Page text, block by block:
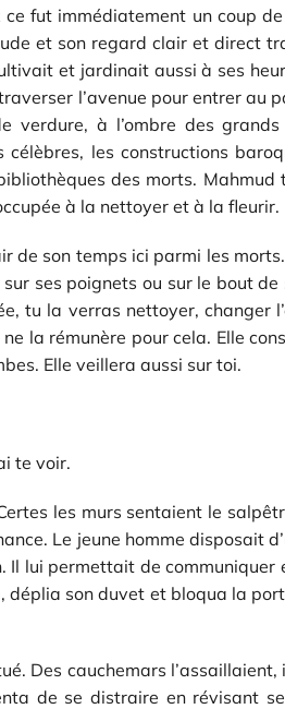
fut immédiatement un coup
et son regard clair et direct
et jardinait aussi à ses
l’avenue pour entrer au
verdure, à l’ombre des
les constructions
des morts. Mahmud
à la nettoyer et à la fleurir.
de son temps ici parmi les
ses poignets ou sur le bout de
tu la verras nettoyer, changer
la rémunère pour cela. Elle
Elle veillera aussi sur toi.
te voir.
les murs sentaient le
Le jeune homme disposait
Il lui permettait de communiquer
son duvet et bloqua la
Des cauchemars l’assaillaient,
de se distraire en révisant